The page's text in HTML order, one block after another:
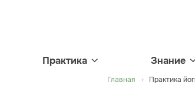
Практика Знание
Главная Практика